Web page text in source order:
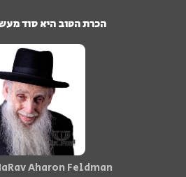
הכרת הטוב היא סוד
Aharon Feldman